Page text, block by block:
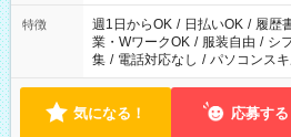
特徴 週1日からOK / 日払いOK / 履歴
業・WワークOK / 服装自由 / シ
集 / 電話対応なし / パソコンス
気になる！ 応募する